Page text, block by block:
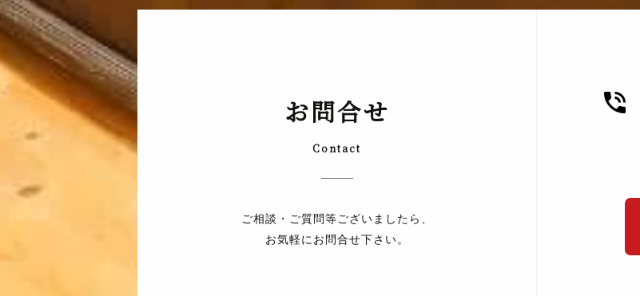
お問合せ
Contact
ご相談・ご質問等ございましたら、
お気軽にお問合せ下さい。